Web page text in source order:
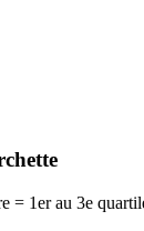
= 1er au 3e